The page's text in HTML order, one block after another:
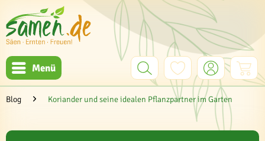
Menü
Blog Koriander und seine idealen Pflanzpartner im Garten